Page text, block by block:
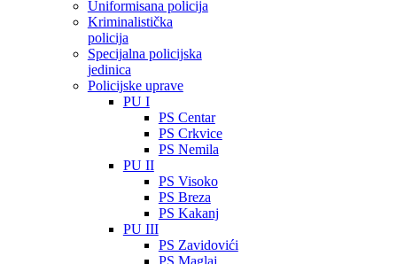
Uniformisana policija
Kriminalistička
policija
Specijalna policijska
jedinica
Policijske uprave
PU I
PS Centar
PS Crkvice
PS Nemila
PU II
PS Visoko
PS Breza
PS Kakanj
PU III
PS Zavidovići
PS Maglaj